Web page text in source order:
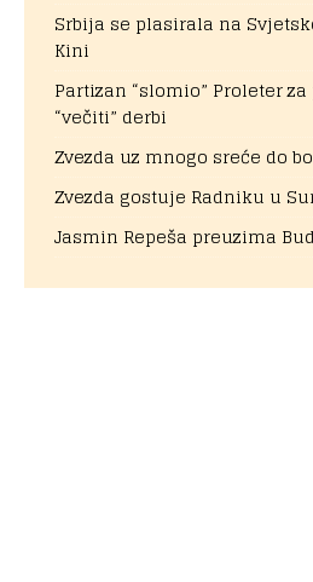
Srbija se plasirala na
Kini
Partizan “slomio” Proleter
“večiti” derbi
Zvezda uz mnogo sreće do
Zvezda gostuje Radniku u
Jasmin Repeša preuzima